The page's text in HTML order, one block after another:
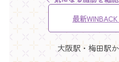
最新
大阪駅・梅田駅